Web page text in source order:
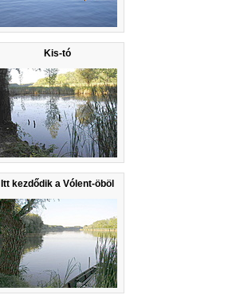
Kis-tó
Itt kezdődik a Vólent-öböl